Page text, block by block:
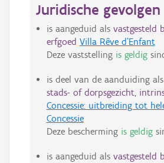
Juridische gevolgen
is aangeduid als vastgesteld
erfgoed Villa Rêve d'Enfant
Deze vaststelling is geldig
is deel van de aanduiding als
stads- of dorpsgezicht,
Concessie: uitbreiding tot
Concessie
Deze bescherming is geldig
is aangeduid als vastgesteld